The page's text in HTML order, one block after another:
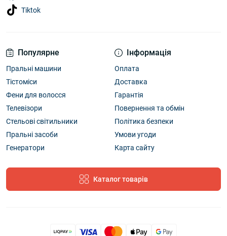
Популярне
Пральні машини
Тістоміси
Фени для волосся
Телевізори
Стельові світильники
Пральні засоби
Генератори
Інформація
Оплата
Доставка
Гарантія
Повернення та обмін
Політика безпеки
Умови угоди
Карта сайту
Каталог товарів
Tiktok